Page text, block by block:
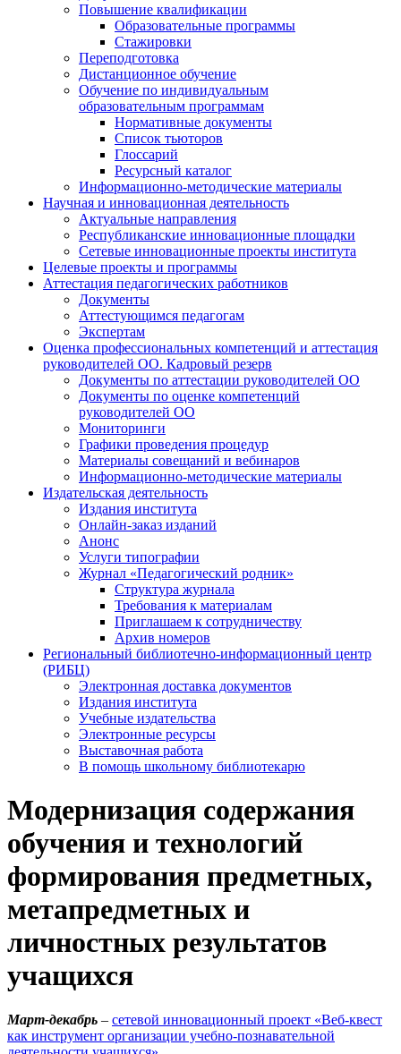
Повышение квалификации
Образовательные программы
Стажировки
Переподготовка
Дистанционное обучение
Обучение по индивидуальным
образовательным программам
Нормативные документы
Список тьюторов
Глоссарий
Ресурсный каталог
Информационно-методические материалы
Научная и инновационная деятельность
Актуальные направления
Республиканские инновационные площадки
Сетевые инновационные проекты института
Целевые проекты и программы
Аттестация педагогических работников
Документы
Аттестующимся педагогам
Экспертам
Оценка профессиональных компетенций и аттестация
руководителей ОО. Кадровый резерв
Документы по аттестации руководителей ОО
Документы по оценке компетенций
руководителей ОО
Мониторинги
Графики проведения процедур
Материалы совещаний и вебинаров
Информационно-методические материалы
Издательская деятельность
Издания института
Онлайн-заказ изданий
Анонс
Услуги типографии
Журнал «Педагогический родник»
Структура журнала
Требования к материалам
Приглашаем к сотрудничеству
Архив номеров
Региональный библиотечно-информационный центр
(РИБЦ)
Электронная доставка документов
Издания института
Учебные издательства
Электронные ресурсы
Выставочная работа
В помощь школьному библиотекарю
Модернизация содержания
обучения и технологий
формирования предметных,
метапредметных и
личностных результатов
учащихся
Март-декабрь – сетевой инновационный проект «Веб-квест
как инструмент организации учебно-познавательной